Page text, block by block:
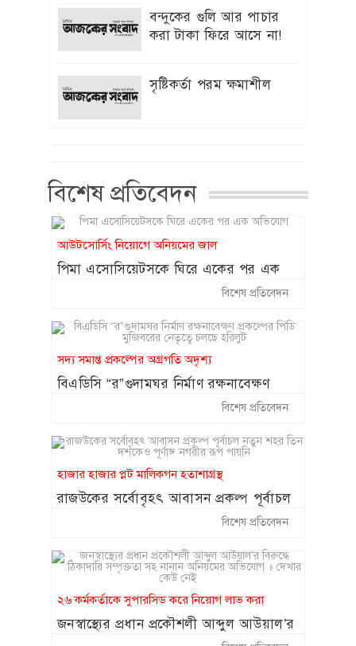
হাজারো প্রাণের আত্মত্যাগ বৃথা যায়নি:
প্রধানমন্ত্রী
১১
সদ্য সমাপ্ত প্রকল্পের অগ্রগতি অদৃশ্য
বিএডিসি “র”গুদামঘর নির্মাণ রক্ষনাবেক্ষণ
প্রকল্পের পিডি মুজিবরের নেতৃত্বে চলছে
১২
শাকিবের অনুরোধে সিনেমায় ফিরতে রাজি
ববিতা
১৩
ফেসবুক-টিকটক ব্যবহার না করার শর্তে
সন্তান ফিরে পেলেন কিশোরী
কক্সবাজারে ঝুঁকিপূর্ণ প্যারাসেলিং বন্ধে
১৫
২০ আগস্ট থেকে শুরু হচ্ছে চট্টগ্রাম
বোর্ডের স্থগিত হওয়া এইচএসসি পরীক্ষা
বন্দুকের গুলি আর পাচার
করা টাকা ফিরে আসে না!
সৃষ্টিকর্তা পরম ক্ষমাশীল
বিশেষ প্রতিবেদন
আউটসোর্সিং নিয়োগে অনিয়মের জাল
পিমা এসোসিয়েটসকে ঘিরে একের পর এক
বিশেষ প্রতিবেদন
সদ্য সমাপ্ত প্রকল্পের অগ্রগতি অদৃশ্য
বিএডিসি “র”গুদামঘর নির্মাণ রক্ষনাবেক্ষণ
প্রকল্পের পিডি মুজিবরের নেতৃত্বে চলছে হরিলুট
বিশেষ প্রতিবেদন
হাজার হাজার প্লট মালিকগন হতাশাগ্রস্থ
রাজউকের সর্বোবৃহৎ আবাসন প্রকল্প পূর্বাচল
নতুন শহর তিন দশকেও পূর্ণাঙ্গ নগরীর রূপ
বিশেষ প্রতিবেদন
২৬ কর্মকর্তাকে সুপারসিড করে নিয়োগ লাভ করা
জনস্বাস্থ্যের প্রধান প্রকৌশলী আব্দুল আউয়াল’র